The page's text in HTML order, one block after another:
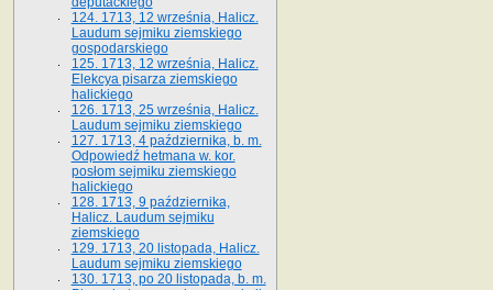
124. 1713, 12 września, Halicz.
Laudum sejmiku ziemskiego
gospodarskiego
125. 1713, 12 września, Halicz.
Elekcya pisarza ziemskiego
halickiego
126. 1713, 25 września, Halicz.
Laudum sejmiku ziemskiego
127. 1713, 4 października, b. m.
Odpowiedź hetmana w. kor.
posłom sejmiku ziemskiego
halickiego
128. 1713, 9 października,
Halicz. Laudum sejmiku
ziemskiego
129. 1713, 20 listopada, Halicz.
Laudum sejmiku ziemskiego
130. 1713, po 20 listopada, b. m.